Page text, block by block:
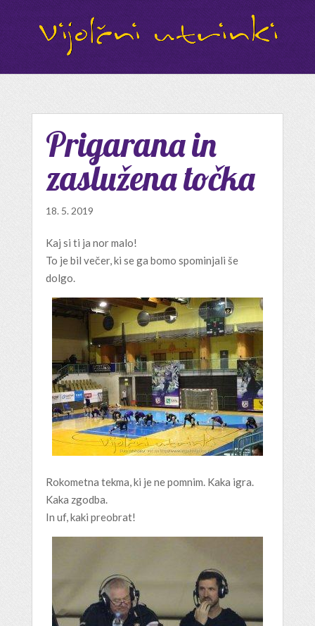
Prigarana in
zaslužena točka
18. 5. 2019
Kaj si ti ja nor malo!
To je bil večer, ki se ga bomo spominjali še
dolgo.
Rokometna tekma, ki je ne pomnim. Kaka igra.
Kaka zgodba.
In uf, kaki preobrat!